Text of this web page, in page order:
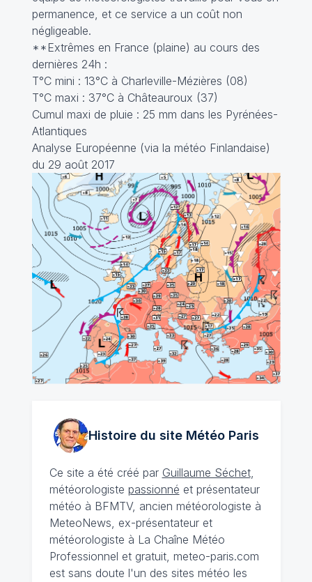
permanence, et ce service a un coût non
négligeable.
**Extrêmes en France (plaine) au cours des
dernières 24h :
T°C mini : 13°C à Charleville-Mézières (08)
T°C maxi : 37°C à Châteauroux (37)
Cumul maxi de pluie : 25 mm dans les Pyrénées-
Atlantiques
Analyse Européenne (via la météo Finlandaise)
du 29 août 2017
Histoire du site MétéoParis
Ce site a été créé par Guillaume Séchet,
météorologiste passionné et présentateur
météo à BFMTV, ancien météorologiste à
MeteoNews, ex-présentateur et
météorologiste à La Chaîne Météo
Professionnel et gratuit, meteo-paris.com
est sans doute l'un des sites météo les